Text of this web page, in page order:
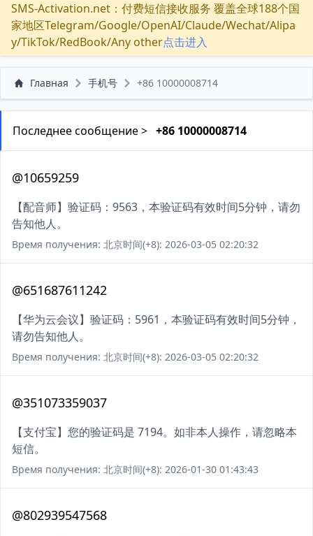
SMS-Activation.net：付费短信接收服务 覆盖全球188个国
家地区Telegram/Google/OpenAI/Claude/Wechat/Alipa
y/TikTok/RedBook/Any other点击进入
Главная 手机号 +86 10000008714
Последнее сообщение > +86 10000008714
@10659259
【配音师】验证码：9563，本验证码有效时间5分钟，请勿
告知他人。
Время получения: 北京时间(+8): 2026-03-05 02:20:32
@651687611242
【华为云会议】验证码：5961，本验证码有效时间5分钟，
请勿告知他人。
Время получения: 北京时间(+8): 2026-03-05 02:20:32
@351073359037
【支付宝】您的验证码是 7194。如非本人操作，请忽略本
短信。
Время получения: 北京时间(+8): 2026-01-30 01:43:43
@802939547568